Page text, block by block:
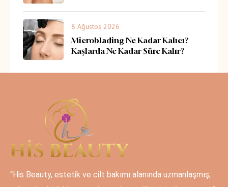
8 Ağustos 2026
Microblading Ne Kadar Kalıcı?
Kaşlarda Ne Kadar Süre Kalır?
“His Beauty, estetik ve cilt bakımı alanında uzmanlaşmış,